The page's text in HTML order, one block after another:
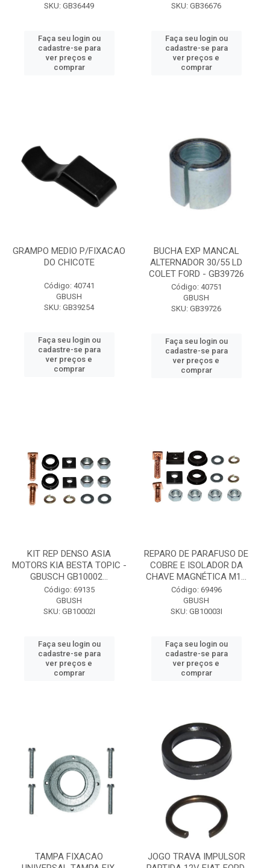
SKU: GB36449
Faça seu login ou
cadastre-se para
ver preços e
comprar
SKU: GB36676
Faça seu login ou
cadastre-se para
ver preços e
comprar
GRAMPO MEDIO P/FIXACAO
DO CHICOTE
Código: 40741
GBUSH
SKU: GB39254
Faça seu login ou
cadastre-se para
ver preços e
comprar
BUCHA EXP MANCAL
ALTERNADOR 30/55 LD
COLET FORD - GB39726
Código: 40751
GBUSH
SKU: GB39726
Faça seu login ou
cadastre-se para
ver preços e
comprar
KIT REP DENSO ASIA
MOTORS KIA BESTA TOPIC -
GBUSCH GB10002...
Código: 69135
GBUSH
SKU: GB10002I
Faça seu login ou
cadastre-se para
ver preços e
comprar
REPARO DE PARAFUSO DE
COBRE E ISOLADOR DA
CHAVE MAGNÉTICA M1...
Código: 69496
GBUSH
SKU: GB10003I
Faça seu login ou
cadastre-se para
ver preços e
comprar
TAMPA FIXACAO
JOGO TRAVA IMPULSOR